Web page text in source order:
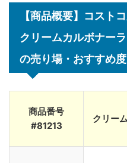
【商品概要】コスト
クリームカルボナー
の売り場・おすすめ度
商品番号
#81213
クリー